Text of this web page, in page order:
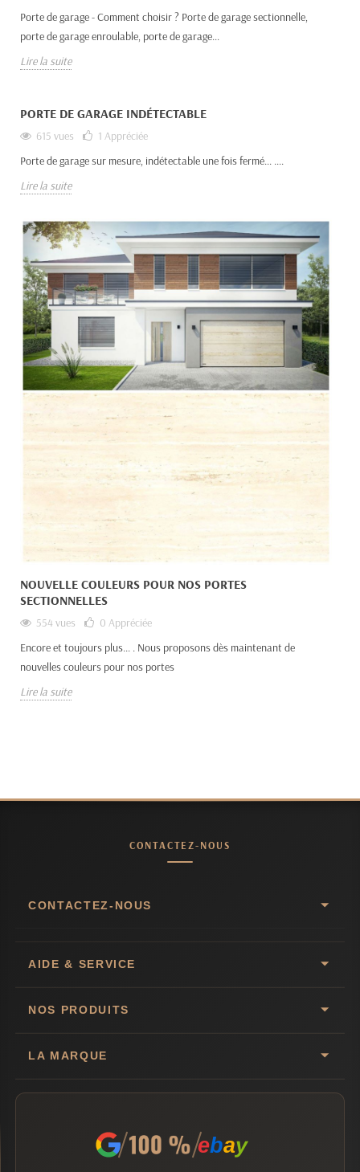
Porte de garage - Comment choisir ? Porte de garage sectionnelle,
porte de garage enroulable, porte de garage...
Lire la suite
PORTE DE GARAGE INDÉTECTABLE
615 vues 1 Appréciée
Porte de garage sur mesure, indétectable une fois fermé... ....
Lire la suite
NOUVELLE COULEURS POUR NOS PORTES
SECTIONNELLES
554 vues 0 Appréciée
Encore et toujours plus... . Nous proposons dès maintenant de
nouvelles couleurs pour nos portes
Lire la suite
CONTACTEZ-NOUS
CONTACTEZ-NOUS
AIDE & SERVICE
NOS PRODUITS
LA MARQUE
ebay